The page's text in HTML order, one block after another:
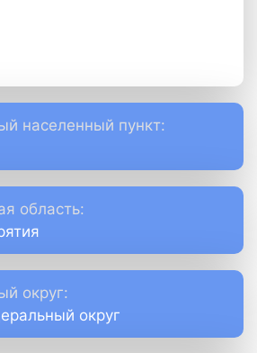
населенный пункт:
область:
округ:
округ